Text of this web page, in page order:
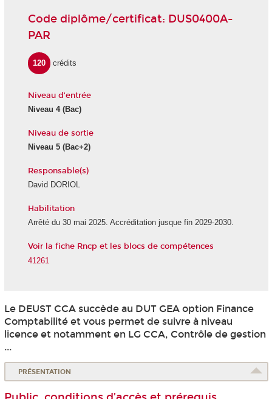
Code diplôme/certificat: DUS0400A-
PAR
120 crédits
Niveau d'entrée
Niveau 4(Bac)
Niveau de sortie
Niveau 5(Bac+2)
Responsable(s)
David DORIOL
Habilitation
Arrêté du 30 mai 2025. Accréditation jusque fin 2029-2030.
Voir la fiche Rncp et les blocs de compétences
41261
Le DEUST CCA succède au DUT GEA option Finance
Comptabilité et vous permet de suivre à niveau
licence et notamment en LG CCA, Contrôle de gestion
...
PRÉSENTATION